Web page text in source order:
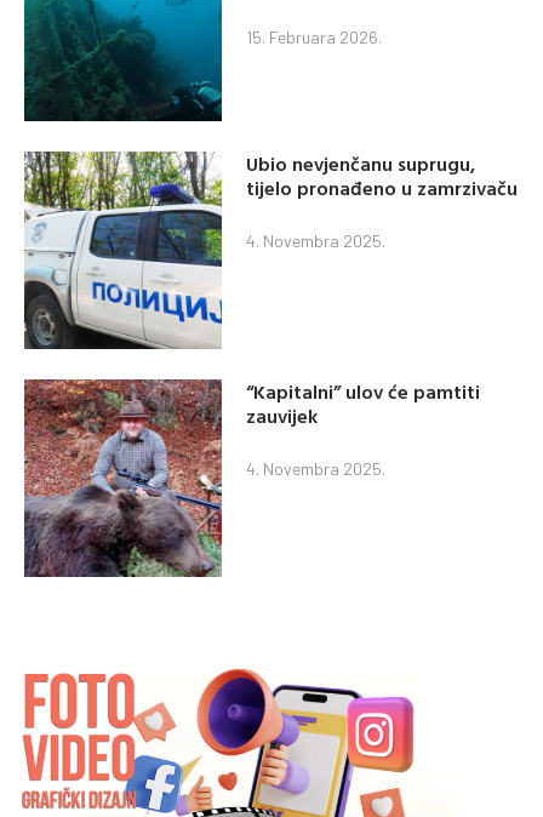
15. Februara 2026.
Ubio nevjenčanu suprugu,
tijelo pronađeno u zamrzivaču
4. Novembra 2025.
“Kapitalni” ulov će pamtiti
zauvijek
4. Novembra 2025.